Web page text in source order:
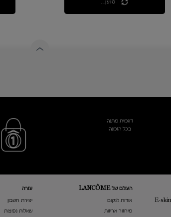
טוען...
דוגמית מתנה
בכל הזמנה
העולם של LANCÔME
אודות לנקום
מיחזור אריזות
עזרה
​יצירת חשבון
שאלות נפוצות